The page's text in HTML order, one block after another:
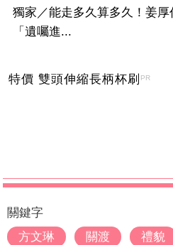
獨家／能走多久算多久！姜
「遺囑進...
特價 雙頭伸縮長柄杯刷 PR
關鍵字
方文琳
關渡 禮貌